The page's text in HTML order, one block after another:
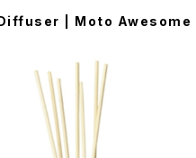
| Moto Awesome